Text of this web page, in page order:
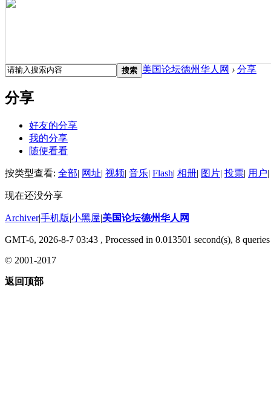
搜索 美国论坛德州华人网 › 分享
分享
好友的分享
我的分享
随便看看
按类型查看: 全部| 网址| 视频| 音乐| Flash| 相册| 图片| 投票| 用户|
现在还没分享
Archiver|手机版|小黑屋|美国论坛德州华人网
GMT-6, 2026-8-7 03:43 , Processed in 0.013501 second(s), 8
© 2001-2017
返回顶部